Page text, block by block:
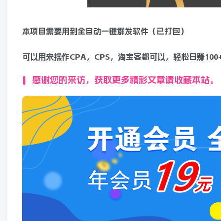
本项目需要用到全自动一键群发软件（已打包）
可以用来操作CPA，CPS，淘宝客都可以，轻松日赚
感谢您的来访，获取更多精彩文章请收藏本站。